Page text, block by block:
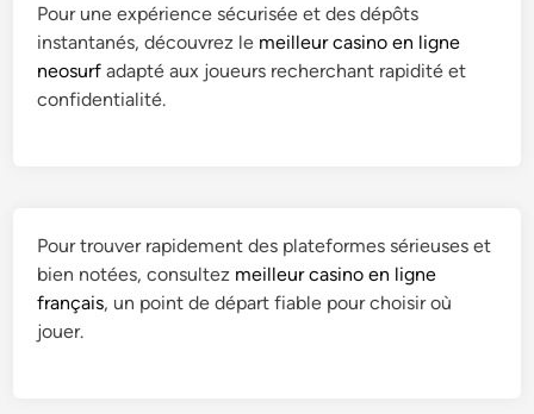
Pour une expérience sécurisée et des dépôts
instantanés, découvrez le meilleur casino en ligne
neosurf adapté aux joueurs recherchant rapidité et
confidentialité.
Pour trouver rapidement des plateformes sérieuses et
bien notées, consultez meilleur casino en ligne
français, un point de départ fiable pour choisir où
jouer.